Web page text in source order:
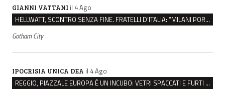
GIANNI VATTANI il 4 Ago
HELLWATT, SCONTRO SENZA FINE. FRATELLI D’ITALIA: “MILANI PORTA DOCUMENTI, DE FRANCO INSULTI”
Gotham City
IPOCRISIA UNICA DEA il 4 Ago
REGGIO, PIAZZALE EUROPA È UN INCUBO: VETRI SPACCATI E FURTI SULLE AUTO IN SOSTA